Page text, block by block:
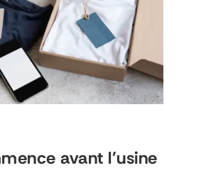
avant l'usine